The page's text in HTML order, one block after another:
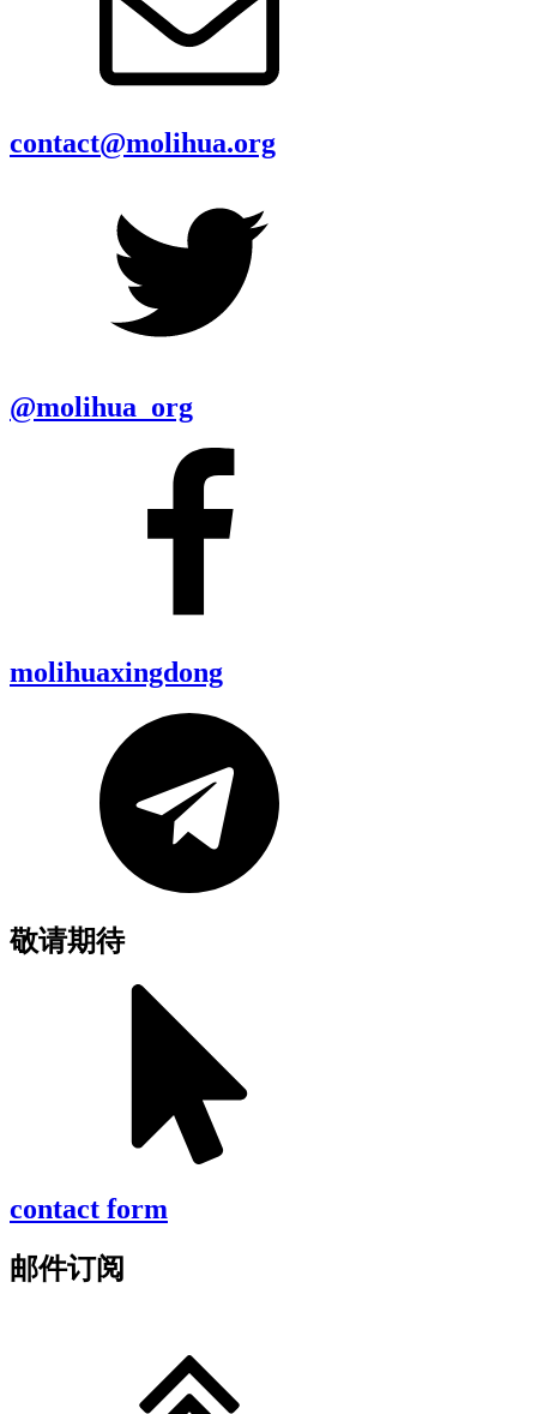
contact@molihua.org
@molihua_org
molihuaxingdong
敬请期待
contact form
邮件订阅